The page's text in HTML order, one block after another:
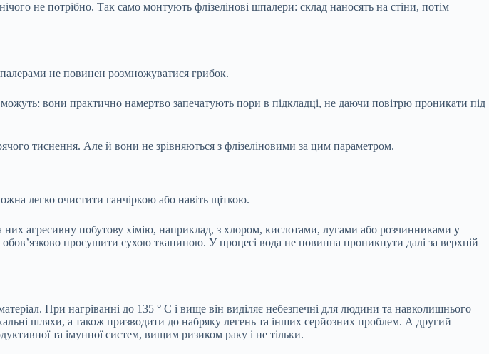
не потрібно. Так само монтують флізелінові шпалери: склад наносять на стіни, потім
не повинен розмножуватися грибок.
вони практично намертво запечатують пори в підкладці, не даючи повітрю проникати під
тиснення. Але й вони не зрівняються з флізеліновими за цим параметром.
легко очистити ганчіркою або навіть щіткою.
агресивну побутову хімію, наприклад, з хлором, кислотами, лугами або розчинниками у
просушити сухою тканиною. У процесі вода не повинна проникнути далі за верхній
При нагріванні до 135 ° C і вище він виділяє небезпечні для людини та навколишнього
шляхи, а також призводити до набряку легень та інших серйозних проблем. А другий
та імунної систем, вищим ризиком раку і не тільки.